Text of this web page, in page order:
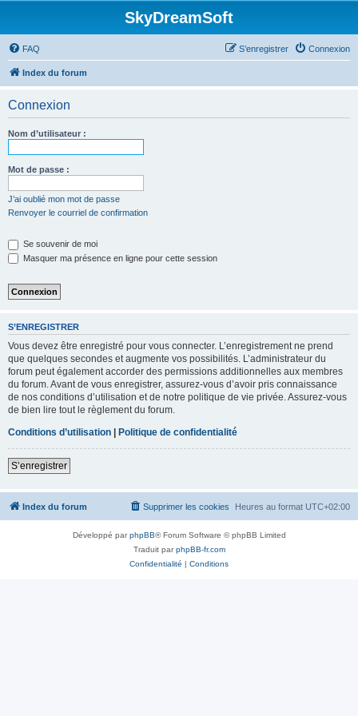
SkyDreamSoft
FAQ Connexion
S’enregistrer
Index du forum
Connexion
Nom d’utilisateur :
Mot de passe :
J’ai oublié mon mot de passe
Renvoyer le courriel de confirmation
Se souvenir de moi
Masquer ma présence en ligne pour cette session
S’ENREGISTRER
Vous devez être enregistré pour vous connecter. L’enregistrement ne prend
que quelques secondes et augmente vos possibilités. L’administrateur du
forum peut également accorder des permissions additionnelles aux membres
du forum. Avant de vous enregistrer, assurez-vous d’avoir pris connaissance
de nos conditions d’utilisation et de notre politique de vie privée. Assurez-vous
de bien lire tout le règlement du forum.
Conditions d’utilisation | Politique de confidentialité
S’enregistrer
Index du forum Heures au format UTC+02:00
Supprimer les cookies
Développé parphpBB® Forum Software © phpBB Limited
Traduit parphpBB-fr.com
Confidentialité | Conditions